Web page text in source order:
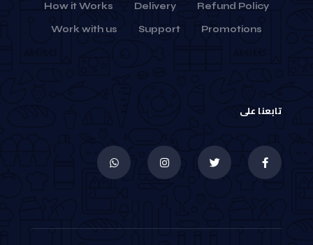
Refund Policy
Delivery
How it Works
Promotions
Support
Work with us
تابعنا على